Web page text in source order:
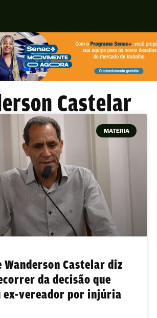
Castelar
MATÉRIA
Wanderson Castelar diz
da decisão que
ex-vereador por injúria